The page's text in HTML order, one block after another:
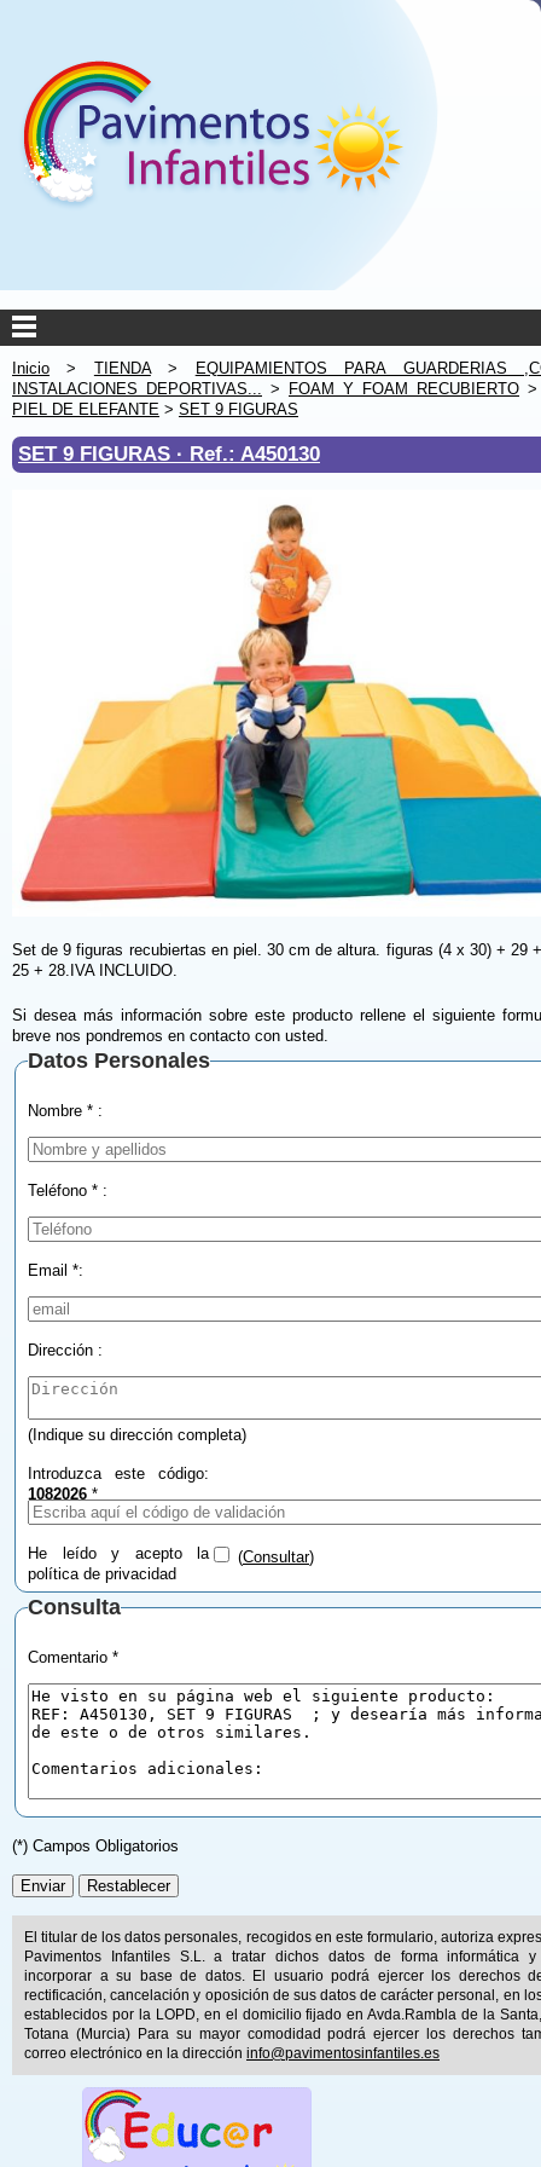
Inicio > TIENDA>
EQUIPAMIENTOS PARA GUARDERIAS
INSTALACIONES DEPORTIVAS... > FOAM Y FOAM RECUBIERTO
PIEL DE ELEFANTE > SET 9 FIGURAS
SET 9 FIGURAS · Ref.: A450130
Set de 9 figuras recubiertas en piel. 30 cm de altura. figuras (4 x 30) + 29
25 + 28.IVA INCLUIDO.
Si desea más información sobre este producto rellene el siguiente
breve nos pondremos en contacto con usted.
Datos Personales
Nombre * :
Teléfono * :
Email *:
Dirección :
(Indique su dirección completa)
Introduzca este código:
1082026 *
He leído y acepto la
política de privacidad
(Consultar)
Consulta
Comentario *
(*) Campos Obligatorios
El titular de los datos personales, recogidos en este formulario, autoriza
Pavimentos Infantiles S.L. a tratar dichos datos de forma informática y
incorporar a su base de datos. El usuario podrá ejercer los derechos
rectificación, cancelación y oposición de sus datos de carácter personal, en
establecidos por la LOPD, en el domicilio fijado en Avda.Rambla de la
Totana (Murcia) Para su mayor comodidad podrá ejercer los derechos
correo electrónico en la dirección info@pavimentosinfantiles.es